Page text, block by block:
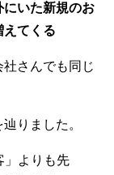
いた新規のお
てくる
さんでも同じ
りました。
」よりも先